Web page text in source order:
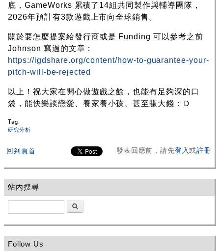
底，GameWorks 累積了14組共同製作與輔導團隊，
2026年預計有3款遊戲上市向全球銷售。
關於要怎麼提案給發行商或是 Funding 可以參考之前
Johnson 寫過的文章：
https://igdshare.org/content/how-to-guarantee-your-
pitch-will-be-rejected
以上！祝大家在開心做遊戲之餘，也能有足夠深的口
袋，能快樂談戀愛、養家養小孩、甚至賺大錢：Ｄ
Tag:
研究分析
回到頁首 發表回應前，請先登入或註冊
站內搜尋
Follow Us